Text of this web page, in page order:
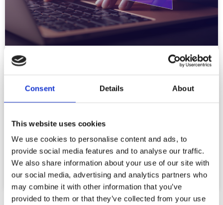
Consent Details About
This website uses cookies
We use cookies to personalise content and ads, to
provide social media features and to analyse our traffic.
We also share information about your use of our site with
our social media, advertising and analytics partners who
may combine it with other information that you’ve
provided to them or that they’ve collected from your use
Veröffentlichung von
READ MORE »
31. Dezember 2024Keine Kommentare